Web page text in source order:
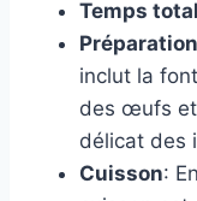
Temps
Préparation
inclut la
des œufs et
délicat des
Cuisson: